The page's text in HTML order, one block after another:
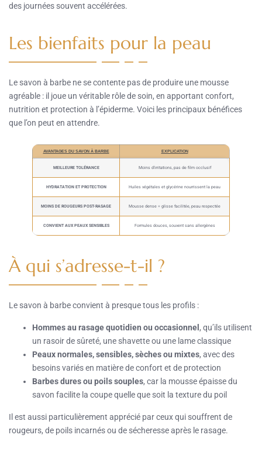
des journées souvent accélérées.
Les bienfaits pour la peau
Le savon à barbe ne se contente pas de produire une mousse
agréable : il joue un véritable rôle de soin, en apportant confort,
nutrition et protection à l’épiderme. Voici les principaux bénéfices
que l’on peut en attendre.
AVANTAGES DU SAVON À BARBE EXPLICATION
MEILLEURE TOLÉRANCE Moins d’irritations, pas de film occlusif
HYDRATATION ET PROTECTION Huiles végétales et glycérine nourrissent la peau
MOINS DE ROUGEURS POST-RASAGE Mousse dense = glisse facilitée, peau respectée
CONVIENT AUX PEAUX SENSIBLES Formules douces, souvent sans allergènes
À qui s’adresse-t-il ?
Le savon à barbe convient à presque tous les profils :
Hommes au rasage quotidien ou occasionnel , qu’ils utilisent
un rasoir de sûreté, une shavette ou une lame classique
Peaux normales, sensibles, sèches ou mixtes, avec des
besoins variés en matière de confort et de protection
Barbes dures ou poils souples, car la mousse épaisse du
savon facilite la coupe quelle que soit la texture du poil
Il est aussi particulièrement apprécié par ceux qui souffrent de
rougeurs, de poils incarnés ou de sécheresse après le rasage.